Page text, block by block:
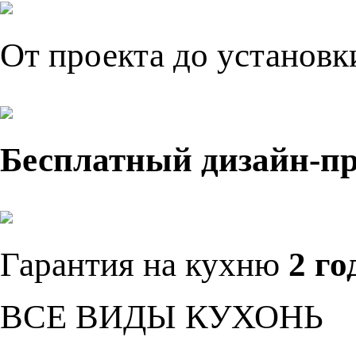
От проекта до
Бесплатный дизайн-
Гарантия на кухню 2
ВСЕ ВИДЫ КУХОНЬ